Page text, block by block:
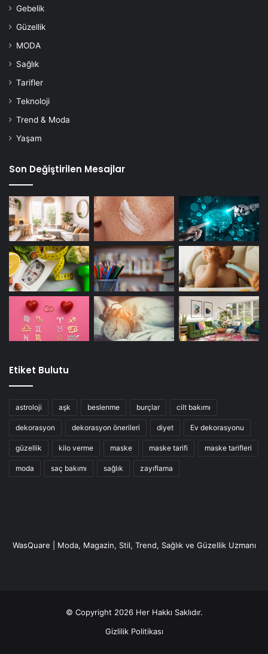
Gebelik
Güzellik
MODA
Sağlık
Tarifler
Teknoloji
Trend & Moda
Yaşam
Son Değiştirilen Mesajlar
Etiket Bulutu
astroloji aşk beslenme burçlar cilt bakımı
dekorasyon dekorasyon önerileri diyet Ev dekorasyonu
güzellik kilo verme maske maske tarifi maske tarifleri
moda saç bakımı sağlık zayıflama
WasQuare | Moda, Magazin, Stil, Trend, Sağlık ve Güzellik Uzmanı
© Copyright 2026 Her Hakkı Saklıdır.
Gizlilik Politikası